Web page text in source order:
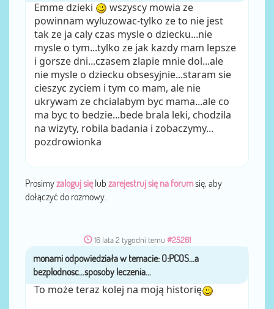
Emme dzieki
wszyscy mowia ze
powinnam wyluzowac-tylko ze to nie jest
tak ze ja caly czas mysle o dziecku...nie
mysle o tym...tylko ze jak kazdy mam lepsze
i gorsze dni...czasem zlapie mnie dol...ale
nie mysle o dziecku obsesyjnie...staram sie
cieszyc zyciem i tym co mam, ale nie
ukrywam ze chcialabym byc mama...ale co
ma byc to bedzie...bede brala leki, chodzila
na wizyty, robila badania i zobaczymy...
pozdrowionka
Prosimyzaloguj sięlub zarejestruj się na forumsię, aby
dołączyć do rozmowy.
16 lata 2 tygodni temu #25261
przezmonami
To może teraz kolej na moją historię